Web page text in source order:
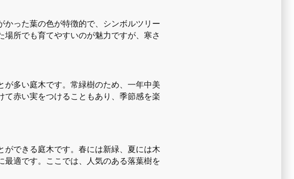
った葉の色が特徴的で、シンボルツリー
所でも育てやすいのが魅力ですが、寒さ
多い庭木です。常緑樹のため、一年中美
赤い実をつけることもあり、季節感を楽
できる庭木です。春には新緑、夏には木
適です。ここでは、人気のある落葉樹を